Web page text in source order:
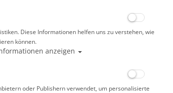
Neo Skin 1mm Neopren - Damen
wat-31522000
Diese Informationen helfen uns zu verstehen, wie
können.
anzeigen
oder Publishern verwendet, um personalisierte